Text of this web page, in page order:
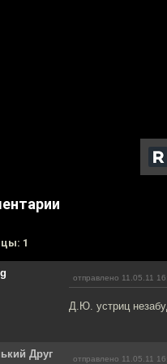
1
отправлено 11.05.11
Д.Ю. устриц
Друг отправлено 11.05.11